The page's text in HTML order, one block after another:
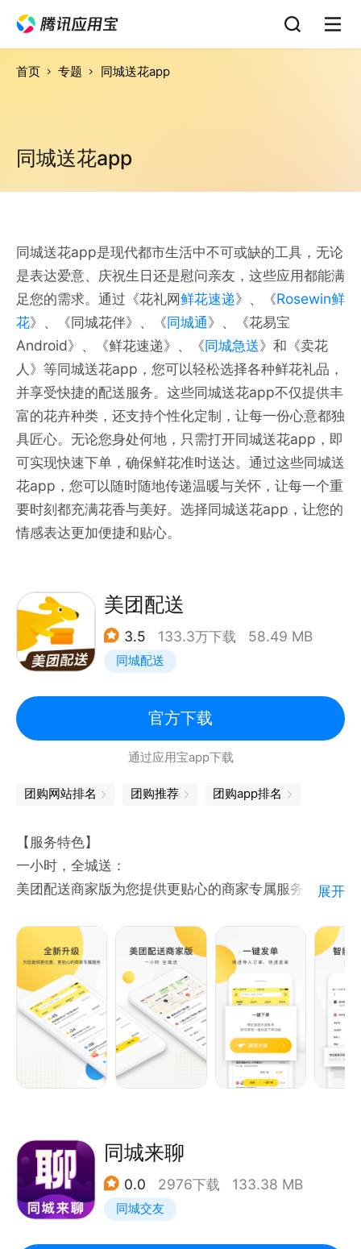
首页 专题 同城送花app
同城送花app
同城送花app是现代都市生活中不可或缺的工具，无论
是表达爱意、庆祝生日还是慰问亲友，这些应用都能满
足您的需求。通过《花礼网鲜花速递》、《Rosewin鲜
花》、《同城花伴》、《同城通》、《花易宝
Android》、《鲜花速递》、《同城急送》和《卖花
人》等同城送花app，您可以轻松选择各种鲜花礼品，
并享受快捷的配送服务。这些同城送花app不仅提供丰
富的花卉种类，还支持个性化定制，让每一份心意都独
具匠心。无论您身处何地，只需打开同城送花app，即
可实现快速下单，确保鲜花准时送达。通过这些同城送
花app，您可以随时随地传递温暖与关怀，让每一个重
要时刻都充满花香与美好。选择同城送花app，让您的
情感表达更加便捷和贴心。
美团配送
3.5 133.3万下载 58.49 MB
同城配送
官方下载
通过应用宝app下载
团购网站排名 团购推荐 团购app排名
【服务特色】
一小时，全城送：
美团配送商家版为您提供更贴心的商家专属服务，全城
随时随地，24小时服务：
随时随地可下单，满足多场景需求，为您提供24小时
配送服务。
【功能特色】
时。
智能录入地址：
提升发单效率，收发单地址预览，随时随地下单。
展开
同城来聊
0.0 2976下载 133.38 MB
同城交友